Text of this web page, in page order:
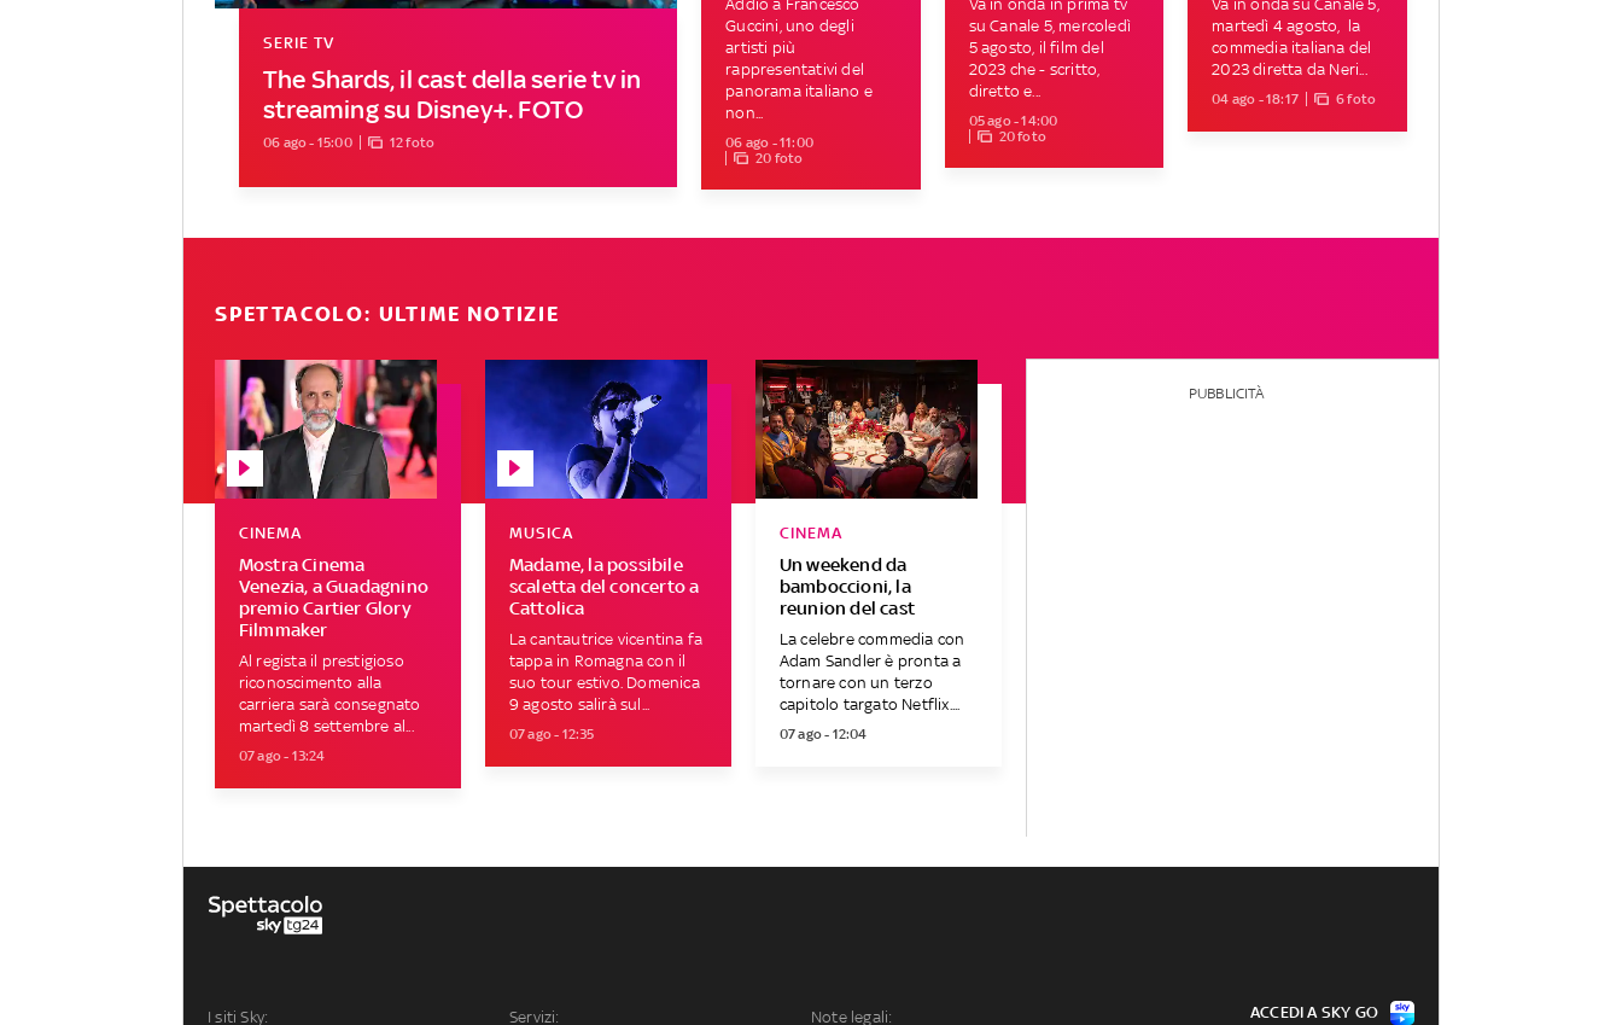
The Shards, il cast della serie tv in
streaming su Disney+. FOTO
SERIE TV
06 ago - 15:00 12 foto
Addio a Francesco
Guccini, uno degli
artisti più
rappresentativi del
panorama italiano e
non...
06 ago - 11:00
20 foto
Va in onda in prima tv
su Canale 5, mercoledì
5 agosto, il film del
2023 che - scritto,
diretto e...
05 ago - 14:00
20 foto
Va in onda su Canale 5,
martedì 4 agosto, la
commedia italiana del
2023 diretta da Neri...
04 ago - 18:17 6 foto
SPETTACOLO: ULTIME NOTIZIE
Mostra Cinema
Venezia, a Guadagnino
premio Cartier Glory
Filmmaker
CINEMA
Al regista il prestigioso
riconoscimento alla
carriera sarà consegnato
martedì 8 settembre al...
07 ago - 13:24
Madame, la possibile
scaletta del concerto a
Cattolica
MUSICA
La cantautrice vicentina fa
tappa in Romagna con il
suo tour estivo. Domenica
9 agosto salirà sul...
07 ago - 12:35
Un weekend da
bamboccioni, la
reunion del cast
CINEMA
La celebre commedia con
Adam Sandler è pronta a
tornare con un terzo
capitolo targato Netflix....
07 ago - 12:04
PUBBLICITÀ
I siti Sky: Servizi: Note legali: ACCEDI A SKY GO